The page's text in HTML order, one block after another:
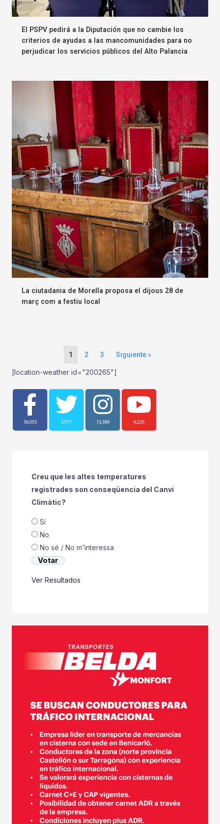
El PSPV pedirá a la Diputación que no cambie los
criterios de ayudas a las mancomunidades para no
perjudicar los servicios públicos del Alto Palancia
La ciutadania de Morella proposa el dijous 28 de
març com a festiu local
1 2 3 Siguiente »
[location-weather id="200265"]
36,053 3,917 13,389 6,220
Creu que les altes temperatures
registrades son conseqüencia del Canvi
Climàtic?
Si
No
No sé / No m'ìnteressa
Ver Resultados